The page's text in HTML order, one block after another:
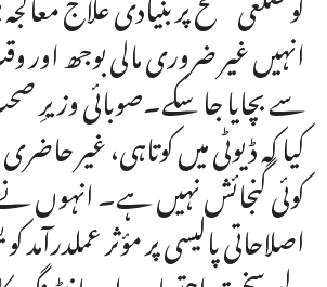
انہیں غیر ضروری مالی بوجھ
سے بچایا جا سکے۔صوبائی
کیا کہ ڈیوٹی میں کوتاہی، غیر
کوئی گنجائش نہیں ہے۔ انہوں
اصلاحاتی پالیسی پر مؤثر عملدرآمد